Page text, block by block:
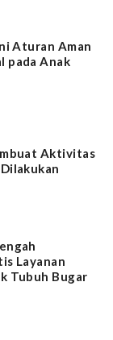
Aturan Aman
pada Anak
Aktivitas
Layanan
Tubuh Bugar